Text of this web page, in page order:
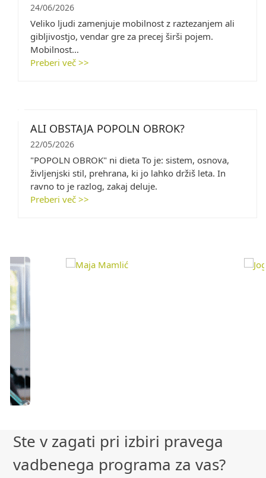
24/06/2026
Veliko ljudi zamenjuje mobilnost z raztezanjem ali
gibljivostjo, vendar gre za precej širši pojem.
Mobilnost…
Preberi več >>
ALI OBSTAJA POPOLN OBROK?
22/05/2026
"POPOLN OBROK" ni dieta To je: sistem, osnova,
življenjski stil, prehrana, ki jo lahko držiš leta. In
ravno to je razlog, zakaj deluje.
Preberi več >>
Use
the
left
and
right
arrow
access
the
carousel
navigation
Ste v zagati pri izbiri pravega
vadbenega programa za vas?